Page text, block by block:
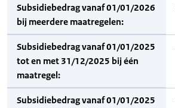
Subsidiebedrag vanaf 01/01/2026
bij meerdere maatregelen:
Subsidiebedrag vanaf 01/01/2025
tot en met 31/12/2025 bij één
maatregel:
Subsidiebedrag vanaf 01/01/2025